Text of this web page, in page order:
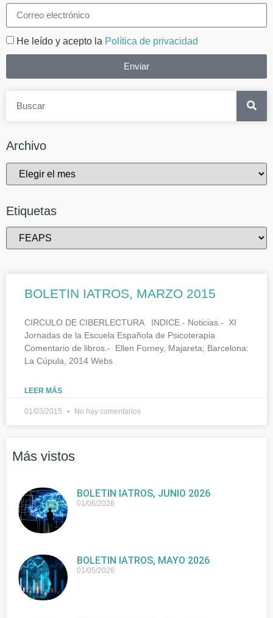
He leído y acepto la Política de privacidad
Enviar
Archivo
Etiquetas
BOLETIN IATROS, MARZO 2015
CIRCULO DE CIBERLECTURA INDICE.- Noticias.- XI
Jornadas de la Escuela Española de Psicoterapia
Comentario de libros.- Ellen Forney, Majareta; Barcelona:
La Cúpula, 2014 Webs
LEER MÁS
01/03/2015 No hay comentarios
Más vistos
BOLETIN IATROS, JUNIO 2026
01/06/2026
BOLETIN IATROS, MAYO 2026
01/05/2026